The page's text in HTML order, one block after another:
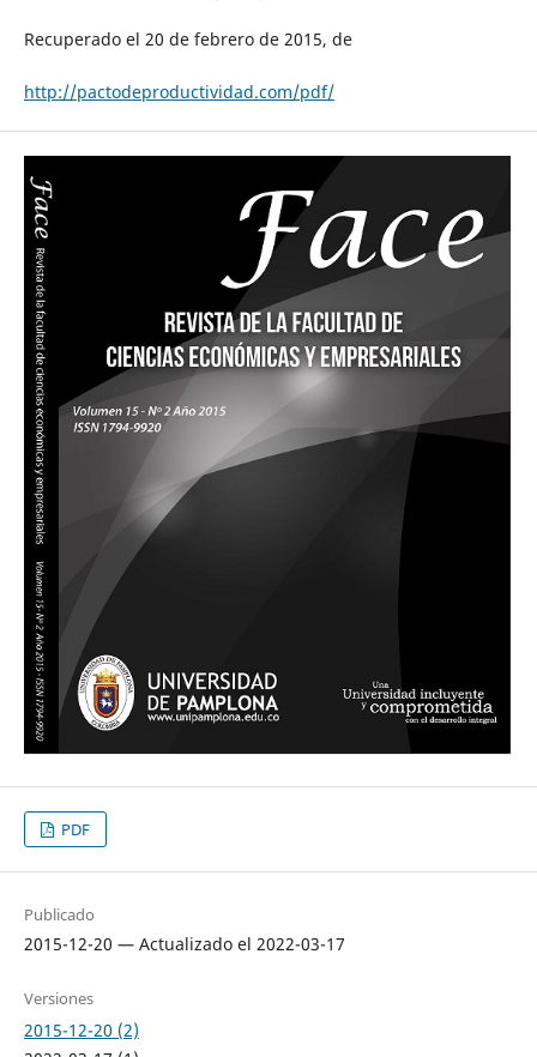
Recuperado el 20 de febrero de 2015, de
http://pactodeproductividad.com/pdf/
PDF
Publicado
2015-12-20 — Actualizado el 2022-03-17
Versiones
2015-12-20 (2)